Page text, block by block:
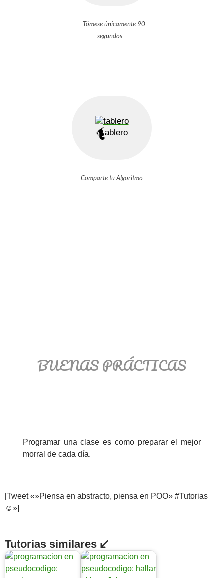
Tómese únicamente 90
segundos
ablero
Comparte tu Algoritmo
BUENAS PRÁCTICAS
Programar una clase es como preparar el mejor
morral de cada día.
[Tweet «»Piensa en abstracto, piensa en POO» #Tutorias
☺»]
Tutorias similares ↙